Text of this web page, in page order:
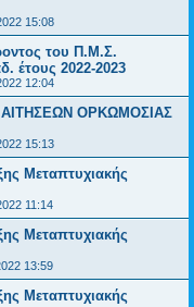
15:08
του Π.Μ.Σ.
έτους 2022-2023
12:04
ΟΡΚΩΜΟΣΙΑΣ
15:13
Μεταπτυχιακής
11:14
Μεταπτυχιακής
13:59
Μεταπτυχιακής